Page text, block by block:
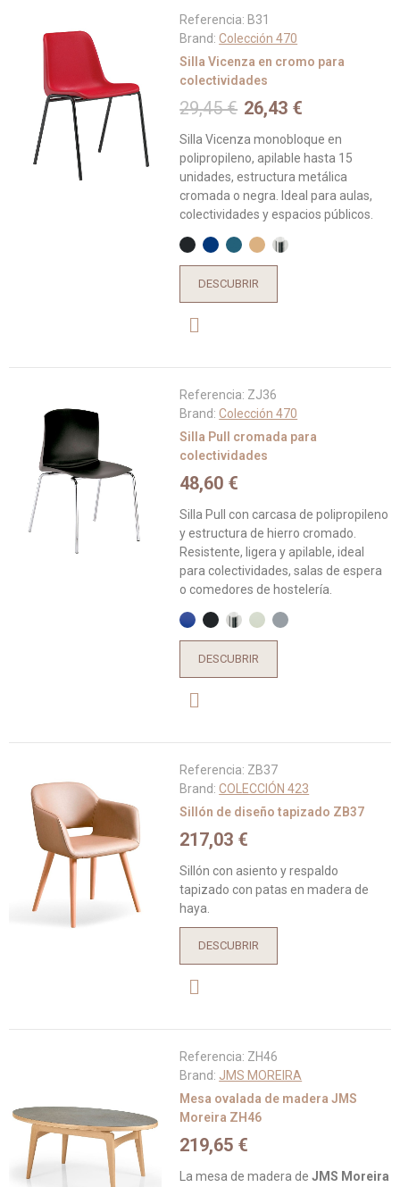
Referencia: B31
Brand:Colección 470
Silla Vicenza en cromo para
colectividades
29,45 € 26,43 €
Silla Vicenza monobloque en
polipropileno, apilable hasta 15
unidades, estructura metálica
cromada o negra. Ideal para aulas,
colectividades y espacios públicos.
DESCUBRIR
Referencia: ZJ36
Brand:Colección 470
Silla Pull cromada para
colectividades
48,60 €
Silla Pull con carcasa de polipropileno
y estructura de hierro cromado.
Resistente, ligera y apilable, ideal
para colectividades, salas de espera
o comedores de hostelería.
DESCUBRIR
Referencia: ZB37
Brand:COLECCIÓN 423
Sillón de diseño tapizado ZB37
217,03 €
Sillón con asiento y respaldo
tapizado con patas en madera de
haya.
DESCUBRIR
Referencia: ZH46
Brand: JMS MOREIRA
Mesa ovalada de madera JMS
Moreira ZH46
219,65 €
La mesa de madera deJMS Moreira